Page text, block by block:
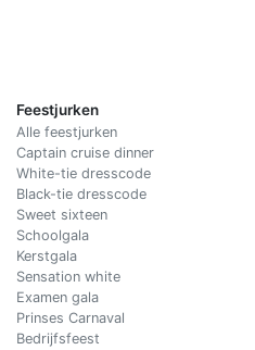
Feestjurken
Alle feestjurken
Captain cruise dinner
White-tie dresscode
Black-tie dresscode
Sweet sixteen
Schoolgala
Kerstgala
Sensation white
Examen gala
Prinses Carnaval
Bedrijfsfeest